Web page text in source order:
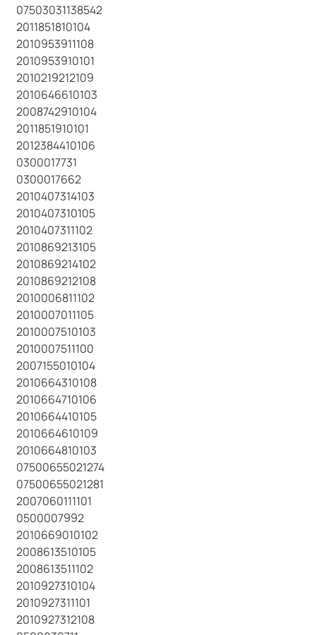
07503031138542
2011851810104
2010953911108
2010953910101
2010219212109
2010646610103
2008742910104
2011851910101
2012384410106
0300017731
0300017662
2010407314103
2010407310105
2010407311102
2010869213105
2010869214102
2010869212108
2010006811102
2010007011105
2010007510103
2010007511100
2007155010104
2010664310108
2010664710106
2010664410105
2010664610109
2010664810103
07500655021274
07500655021281
2007060111101
0500007992
2010669010102
2008613510105
2008613511102
2010927310104
2010927311101
2010927312108